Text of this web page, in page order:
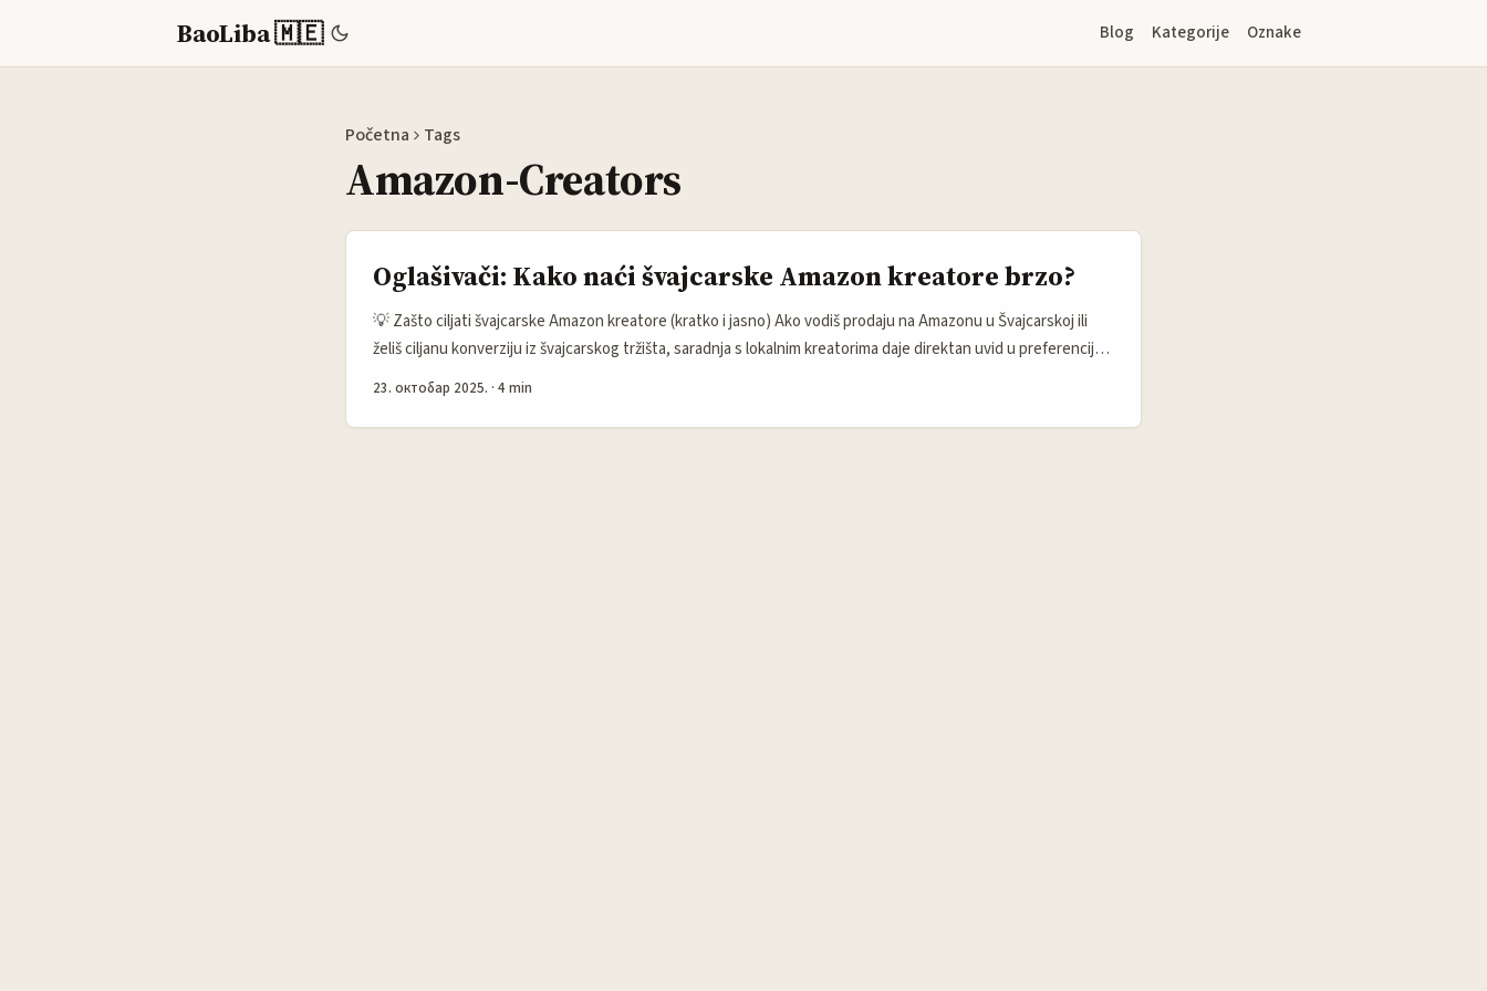
BaoLiba 🇲🇪 Blog Kategorije Oznake
Početna Tags
Amazon-Creators
Oglašivači: Kako naći švajcarske Amazon kreatore brzo?
💡 Zašto ciljati švajcarske Amazon kreatore (kratko i jasno) Ako vodiš prodaju na Amazonu u Švajcarskoj ili
želiš ciljanu konverziju iz švajcarskog tržišta, saradnja s lokalnim kreatorima daje direktan uvid u preferencije
kupaca — i bolji CTR nego klasične display kampanje. Trend pretplata i Prime pogodnosti u Švajcarskoj podiže
23. октобар 2025. · 4 min